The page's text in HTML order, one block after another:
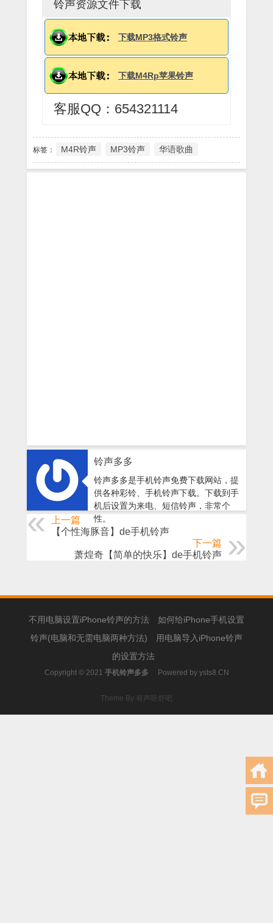
铃声资源文件下载
下载MP3格式铃声
下载M4Rp苹果铃声
客服QQ：654321114
标签： M4R铃声 MP3铃声 华语歌曲
铃声多多
铃声多多是手机铃声免费下载网站，提
供各种彩铃、手机铃声下载。下载到手
机后设置为来电、短信铃声，非常个
性。
上一篇
【个性海豚音】de手机铃声
下一篇
萧煌奇【简单的快乐】de手机铃声
不用电脑设置iPhone铃声的方法
如何给iPhone手机设置
铃声(电脑和无需电脑两种方法)
用电脑导入iPhone铃声
的设置方法
Copyright © 2021 手机铃声多多 Powered by ysts8.CN
Theme By 有声听舒吧